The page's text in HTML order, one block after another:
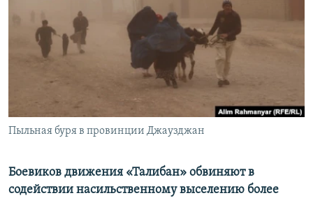
Пыльная буря в провинции Джаузджан
Боевиков движения «Талибан» обвиняют в
содействии насильственному выселению более